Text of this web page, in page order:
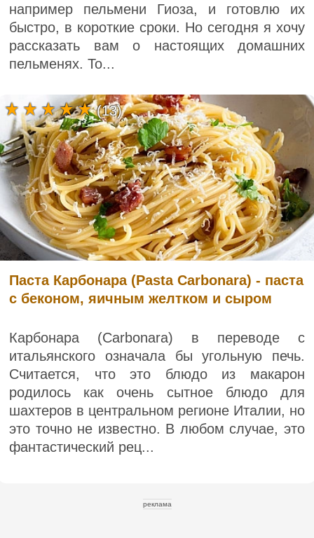
например пельмени Гиоза, и готовлю их
быстро, в короткие сроки. Но сегодня я хочу
рассказать вам о настоящих домашних
пельменях. То...
Паста Карбонара (Pasta Carbonara) - паста
с беконом, яичным желтком и сыром
Карбонара (Carbonara) в переводе с
итальянского означала бы угольную печь.
Считается, что это блюдо из макарон
родилось как очень сытное блюдо для
шахтеров в центральном регионе Италии, но
это точно не известно. В любом случае, это
фантастический рец...
(13)
реклама